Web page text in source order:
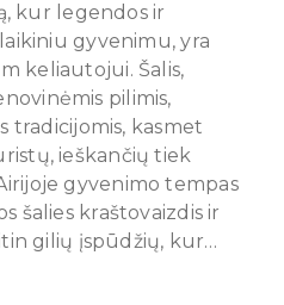
kur legendos ir
gyvenimu, yra
keliautojui. Šalis,
pilimis,
tradicijomis, kasmet
ieškančių tiek
gyvenimo tempas
šalies kraštovaizdis ir
gilių įspūdžių, kur…